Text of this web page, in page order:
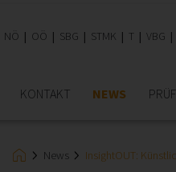
NÖ OÖ SBG STMK T VBG
KONTAKT NEWS
News InsightOUT: